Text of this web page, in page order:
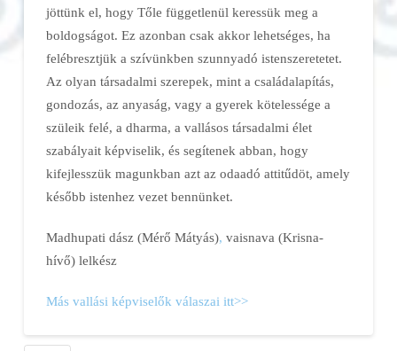
jöttünk el, hogy Tőle függetlenül keressük meg a
boldogságot. Ez azonban csak akkor lehetséges, ha
felébresztjük a szívünkben szunnyadó istenszeretetet.
Az olyan társadalmi szerepek, mint a családalapítás,
gondozás, az anyaság, vagy a gyerek kötelessége a
szüleik felé, a dharma, a vallásos társadalmi élet
szabályait képviselik, és segítenek abban, hogy
kifejlesszük magunkban azt az odaadó attitűdöt, amely
később istenhez vezet bennünket.
Madhupati dász (Mérő Mátyás), vaisnava (Krisna-
hívő) lelkész
Más vallási képviselők válaszai itt>>